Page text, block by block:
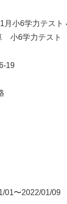
小6学力テス
6学力テスト
19
〜2022/01/09